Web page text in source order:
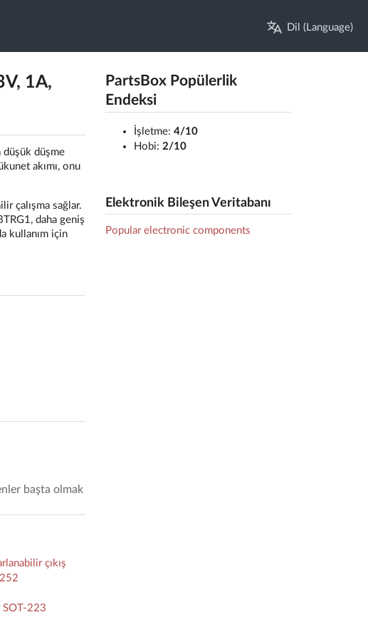
Dil (Language)
1A,
düşük düşme
akımı, onu
çalışma sağlar.
daha geniş
kullanım için
başta olmak
çıkış
SOT-223
PartsBox Popülerlik
Endeksi
İşletme: 4/10
Hobi: 2/10
Elektronik Bileşen Veritabanı
Popular electronic components